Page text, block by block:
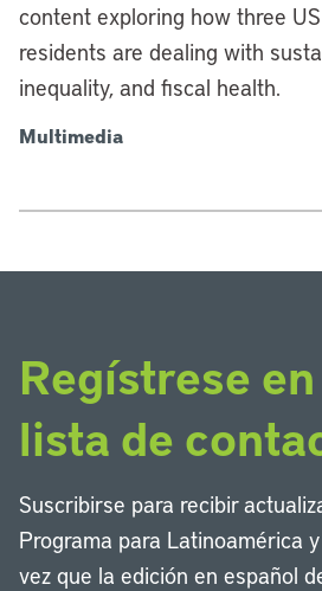
content exploring how three
residents are dealing with
inequality, and fiscal health.
Multimedia
Regístrese
lista de
Suscribirse para recibir
Programa para Latinoamérica
vez que la edición en español